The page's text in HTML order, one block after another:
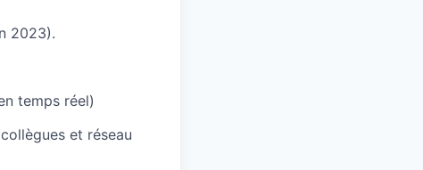
2023).
temps réel)
et réseau